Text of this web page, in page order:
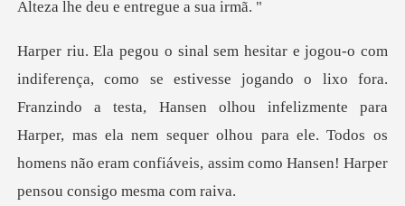
ixo fora.
Franzindo a testa, Hansen olhou infelizmente para
Harper, mas ela nem sequer olhou para